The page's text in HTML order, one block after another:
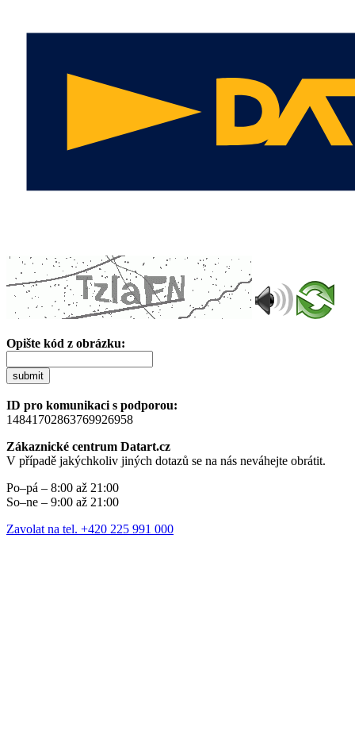
Opište kód z obrázku:
submit
ID pro komunikaci s podporou:
14841702863769926958
Zákaznické centrum Datart.cz
V případě jakýchkoliv jiných dotazů se na nás neváhejte obrátit.
Po–pá – 8:00 až 21:00
So–ne – 9:00 až 21:00
Zavolat na tel. +420 225 991 000